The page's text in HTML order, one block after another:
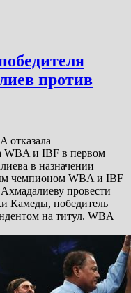
против
отказала
WBA и IBF в первом
в назначении
чемпионом WBA и IBF
провести
Камеды, победитель
на титул. WBA